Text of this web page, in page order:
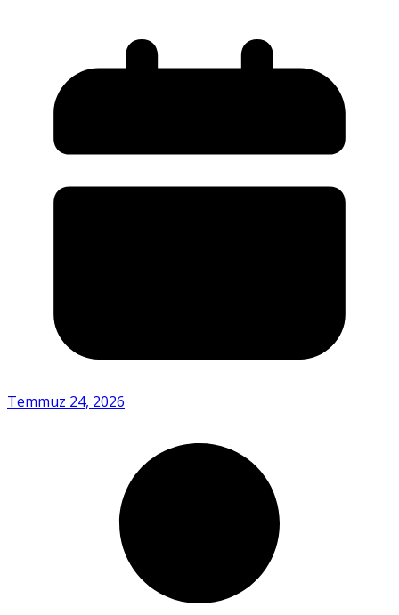
Temmuz 24, 2026